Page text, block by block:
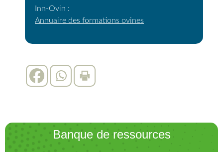
Inn-Ovin :
Annuaire des formations ovines
Banque de ressources